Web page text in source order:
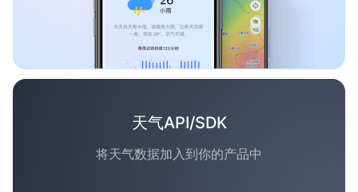
天气API/SDK
将天气数据加入到你的产品中